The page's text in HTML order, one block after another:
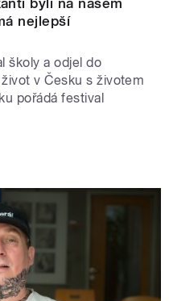
nejlepší
školy a odjel do
v Česku s životem
pořádá festival